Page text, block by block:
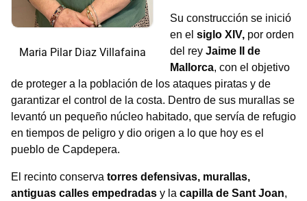
Maria Pilar Diaz Villafaina
Su construcción se inició
en el siglo XIV, por orden
del rey Jaime II de
Mallorca, con el objetivo
de proteger a la población de los ataques piratas y de
garantizar el control de la costa. Dentro de sus murallas se
levantó un pequeño núcleo habitado, que servía de refugio
en tiempos de peligro y dio origen a lo que hoy es el
pueblo de Capdepera.
El recinto conserva torres defensivas, murallas,
antiguas calles empedradas y la capilla de Sant Joan,